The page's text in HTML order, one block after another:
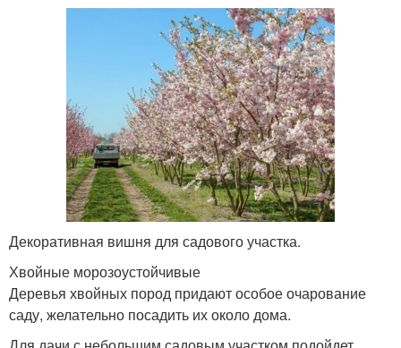
Декоративная вишня для садового участка.
Хвойные морозоустойчивые
Деревья хвойных пород придают особое очарование
саду, желательно посадить их около дома.